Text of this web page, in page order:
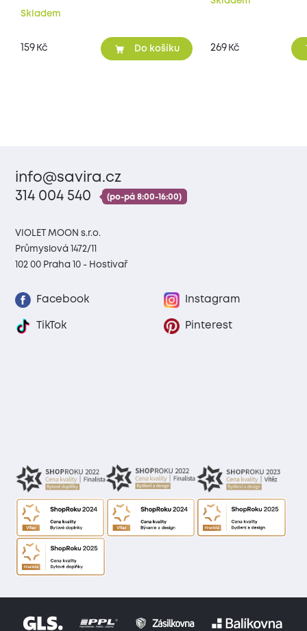
Skladem
159 Kč Do košíku 269 Kč
info@savira.cz
314 004 540
(po-pá 8:00-16:00)
VIOLET MOON s.r.o.
Průmyslová 1472/11
102 00 Praha 10 - Hostivař
Facebook Instagram
TikTok Pinterest